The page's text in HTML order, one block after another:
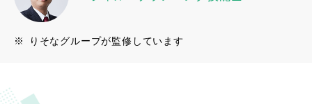
※ りそなグループが監修しています